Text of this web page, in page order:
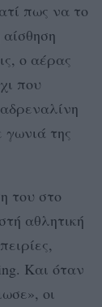
πως να το
ο αέρας
που
γωνιά της
του στο
αθλητική
Και όταν
οι